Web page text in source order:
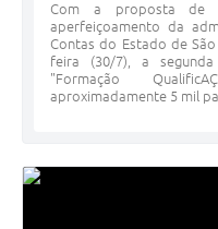
Com a proposta de
aperfeiçoamento da
Contas do Estado de
feira (30/7), a
"Formação
aproximadamente 5 mil